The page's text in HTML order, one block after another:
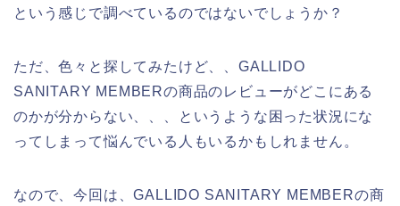
という感じで調べているのではないでしょうか？
ただ、色々と探してみたけど、、GALLIDO
SANITARY MEMBERの商品のレビューがどこにある
のかが分からない、、、というような困った状況にな
ってしまって悩んでいる人もいるかもしれません。
なので、今回は、GALLIDO SANITARY MEMBERの商